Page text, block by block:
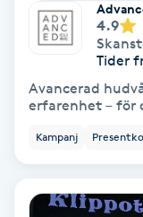
4.9
Tider
Avancerad
erfarenhet – för
Kampanj